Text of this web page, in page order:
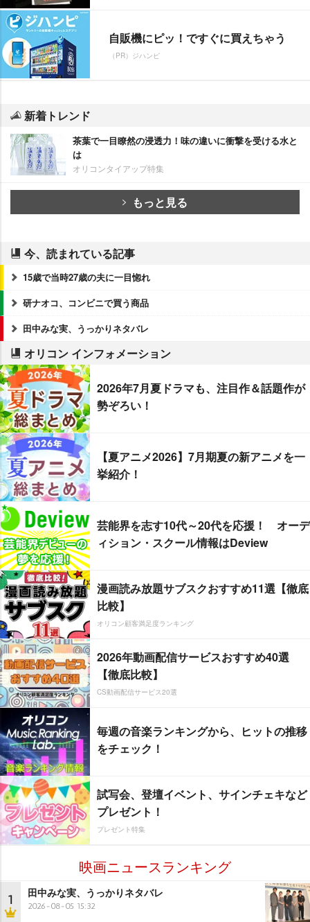
自販機にピッ！ですぐに買えちゃう
（PR）ジハンピ
新着トレンド
茶葉で一目瞭然の浸透力！味の違いに衝撃を受ける水と
は
オリコンタイアップ特集
もっと見る
今、読まれている記事
15歳で当時27歳の夫に一目惚れ
研ナオコ、コンビニで買う商品
田中みな実、うっかりネタバレ
オリコン インフォメーション
2026年7月夏ドラマも、注目作＆話題作が
勢ぞろい！
【夏アニメ2026】7月期夏の新アニメを一
挙紹介！
芸能界を志す10代～20代を応援！ オーデ
ィション・スクール情報はDeview
漫画読み放題サブスクおすすめ11選【徹底
比較】
オリコン顧客満足度ランキング
2026年動画配信サービスおすすめ40選
【徹底比較】
CS動画配信サービス20選
毎週の音楽ランキングから、ヒットの推移
をチェック！
試写会、登壇イベント、サインチェキなど
プレゼント！
プレゼント特集
映画ニュースランキング
1 田中みな実、うっかりネタバレ
2026-08-05 15:32